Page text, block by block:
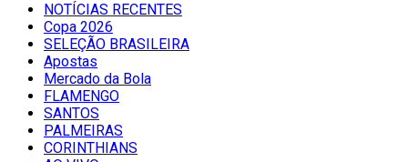
NOTÍCIAS RECENTES
Copa 2026
SELEÇÃO BRASILEIRA
Apostas
Mercado da Bola
FLAMENGO
SANTOS
PALMEIRAS
CORINTHIANS